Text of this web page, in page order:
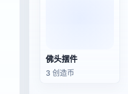
佛头摆件
3 创造币